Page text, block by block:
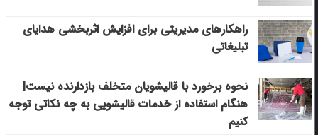
راهکارهای مدیریتی برای افزایش اثربخشی هدایای
تبلیغاتی
نحوه برخورد با قالیشویان متخلف بازدارنده نیست|
هنگام استفاده از خدمات قالیشویی به چه نکاتی توجه
کنیم